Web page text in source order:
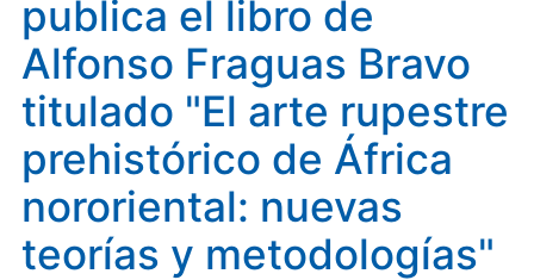
publica el libro de
Alfonso Fraguas Bravo
titulado "El arte rupestre
prehistórico de África
nororiental: nuevas
teorías y metodologías"